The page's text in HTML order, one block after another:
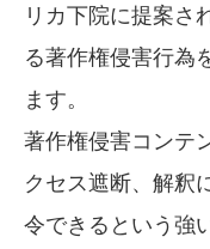
リカ下院に提案さ
る著作権侵害行為
ます。
著作権侵害コンテ
クセス遮断、解釈
令できるという強